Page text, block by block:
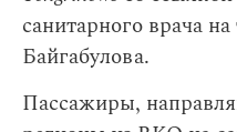
санитарного врача
Байгабулова.
Пассажиры,